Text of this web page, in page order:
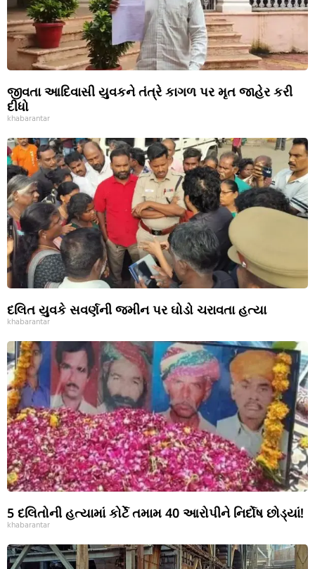
જીવતા આદિવાસી યુવકને તંત્રે કાગળ પર મૃત જાહેર કરી
દીધો
khabarantar
દલિત યુવકે સવર્ણની જમીન પર ઘોડો ચરાવતા હત્યા
khabarantar
5 દલિતોની હત્યામાં કોર્ટે તમામ 40 આરોપીને નિર્દોષ છોડ્યાં!
khabarantar